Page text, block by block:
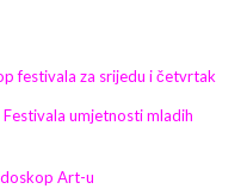
festivala za srijedu i četvrtak
umjetnosti mladih
Art-u